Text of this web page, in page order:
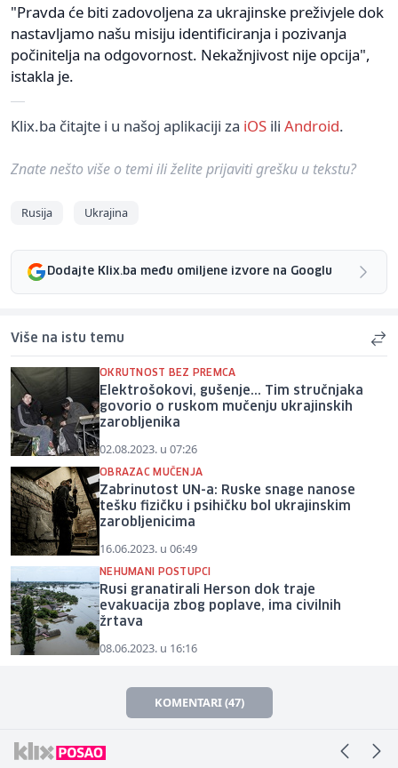
"Pravda će biti zadovoljena za ukrajinske preživjele dok
nastavljamo našu misiju identificiranja i pozivanja
počinitelja na odgovornost. Nekažnjivost nije opcija",
istakla je.
Klix.ba čitajte i u našoj aplikaciji za iOS ili Android.
Znate nešto više o temi ili želite prijaviti grešku u tekstu?
Rusija Ukrajina
Dodajte Klix.ba među omiljene izvore na Googlu
Više na istu temu
OKRUTNOST BEZ PREMCA
Elektrošokovi, gušenje... Tim stručnjaka
govorio o ruskom mučenju ukrajinskih
zarobljenika
02.08.2023. u 07:26
OBRAZAC MUČENJA
Zabrinutost UN-a: Ruske snage nanose
tešku fizičku i psihičku bol ukrajinskim
zarobljenicima
16.06.2023. u 06:49
NEHUMANI POSTUPCI
Rusi granatirali Herson dok traje
evakuacija zbog poplave, ima civilnih
žrtava
08.06.2023. u 16:16
KOMENTARI (47)